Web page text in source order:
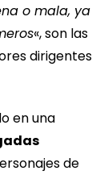
o mala, ya
«, son las
dirigentes
en una
de